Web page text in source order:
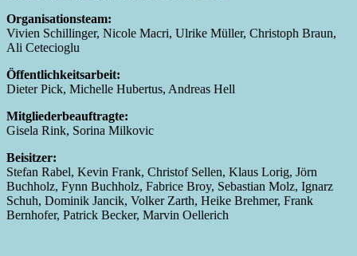
Organisationsteam:
Vivien Schillinger, Nicole Macri, Ulrike Müller, Christoph Braun,
Ali Cetecioglu
Öffentlichkeitsarbeit:
Dieter Pick, Michelle Hubertus, Andreas Hell
Mitgliederbeauftragte:
Gisela Rink, Sorina Milkovic
Beisitzer:
Stefan Rabel, Kevin Frank, Christof Sellen, Klaus Lorig, Jörn
Buchholz, Fynn Buchholz, Fabrice Broy, Sebastian Molz, Ignarz
Schuh, Dominik Jancik, Volker Zarth, Heike Brehmer, Frank
Bernhofer, Patrick Becker, Marvin Oellerich